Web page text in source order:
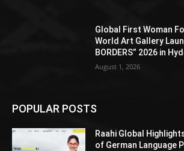
Global First Woman
World Art Gallery
BORDERS” 2026 in
August 1, 2026
POPULAR POSTS
Raahi Global
of German Language